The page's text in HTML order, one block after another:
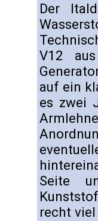
Der
V12
auf ein
es zwei
Seite
recht